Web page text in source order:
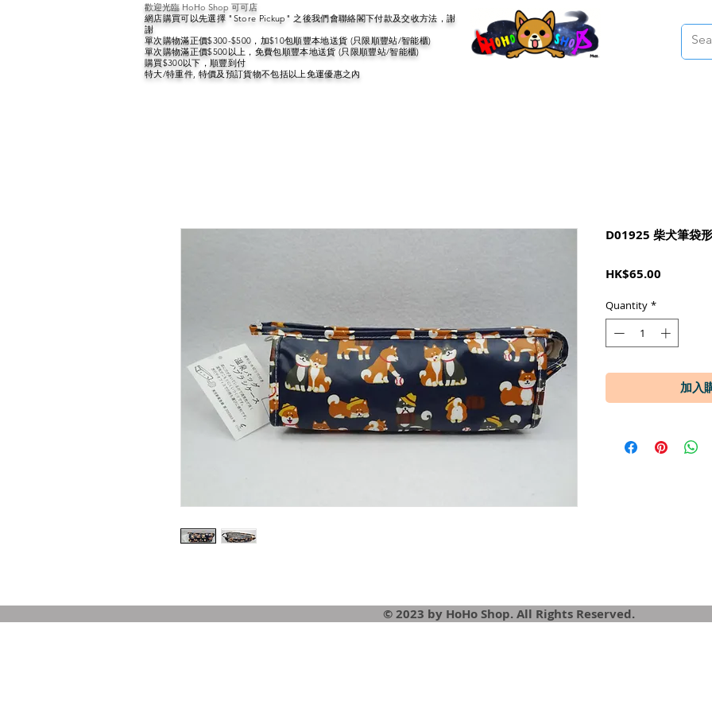
歡迎光臨 HoHo Shop 可可店
網店購買可以先選擇 "Store Pickup" 之後我們會聯絡閣下付款及交收方法，謝
謝
單次購物滿正價$300-$500，加$10包順豐本地送貨 (只限順豐站/智能櫃)
單次購物滿正價$500以上，免費包順豐本地送貨 (只限順豐站/智能櫃)
購買$300以下，順豐到付
特大/特重件, 特價及預訂貨物不包括以上免運優惠之內
D01925 柴犬筆袋
HK$65.00
Quantity *
© 2023 by HoHo Shop. All Rights Reserved.